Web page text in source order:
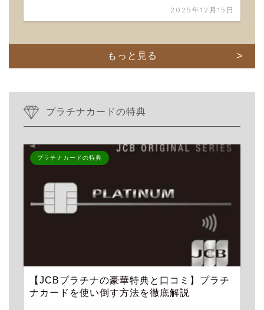
2025年12月15日
もっと見る
プラチナカードの特典
プラチナカードの特典
【JCBプラチナの豪華特典と口コミ】プラチ
ナカードを使い倒す方法を徹底解説